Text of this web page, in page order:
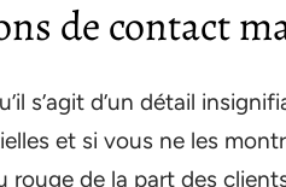
de contact
s’agit d’un détail
et si vous ne les
rouge de la part des